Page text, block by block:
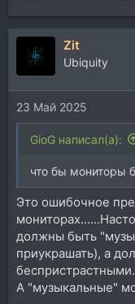
Zit
Ubiquity
23 Май 2025
GioG написал(а):
что бы мониторы
Это ошибочное
должны быть
приукрашать), а
А "музыкальные"